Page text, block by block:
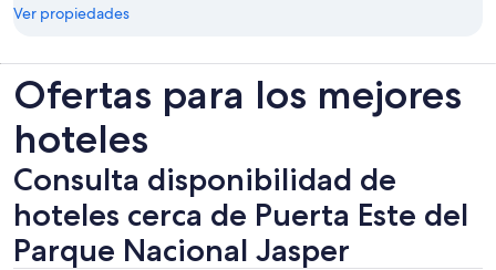
Ver propiedades
Ofertas para los mejores
hoteles
Consulta disponibilidad de
hoteles cerca de Puerta Este del
Parque Nacional Jasper